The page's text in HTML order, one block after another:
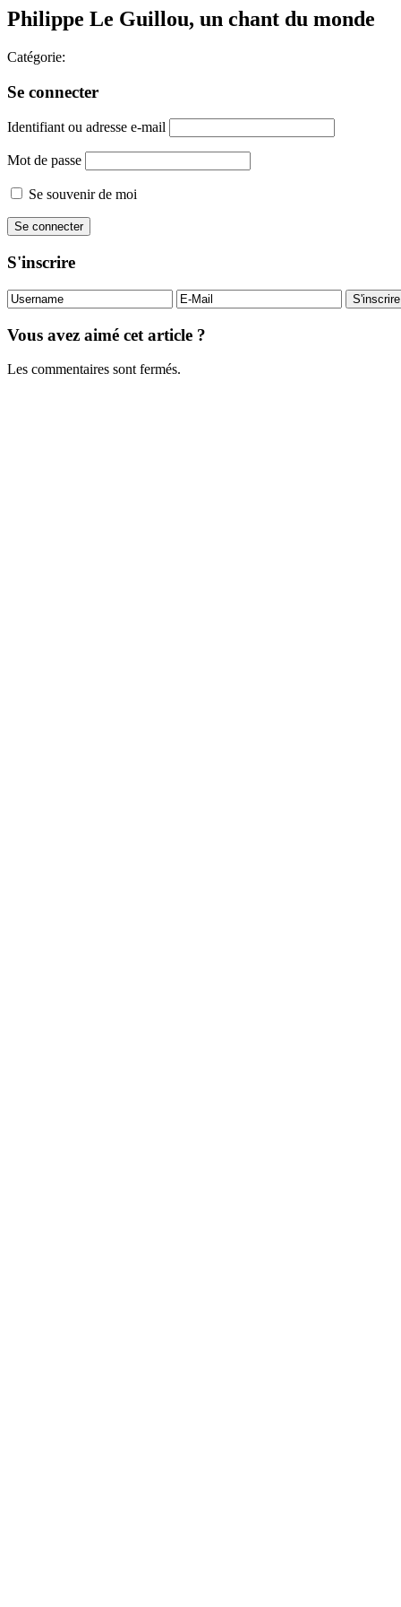
Philippe Le Guillou, un chant du monde
Catégorie:
Se connecter
Identifiant ou adresse e-mail
Mot de passe
Se souvenir de moi
S'inscrire
Vous avez aimé cet article ?
Les commentaires sont fermés.